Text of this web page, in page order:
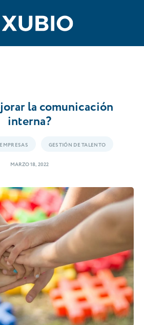
la comunicación
interna?
EMPRESAS GESTIÓN DE TALENTO
MARZO 18, 2022